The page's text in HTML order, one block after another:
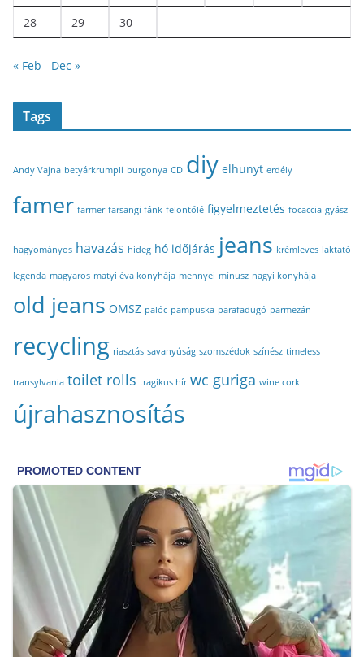
28 29 30
« Feb Dec »
Tags
Andy Vajna betyárkrumpli burgonya CD diy elhunyt erdély
famer farmer farsangi fánk felöntőlé figyelmeztetés focaccia gyász
hagyományos havazás hideg hó időjárás jeans krémleves laktató
legenda magyaros matyi éva konyhája mennyei mínusz nagyi konyhája
old jeans OMSZ palóc pampuska parafadugó parmezán
recycling riasztás savanyúság szomszédok színész timeless
transylvania toilet rolls tragikus hír wc guriga wine cork
újrahasznosítás